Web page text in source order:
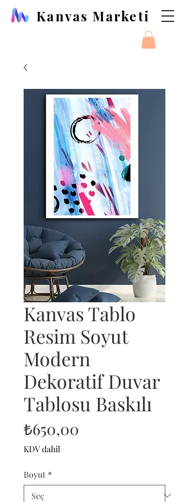
Kanvas Marketi
Kanvas Tablo
Resim Soyut
Modern
Dekoratif Duvar
Tablosu Baskılı
₺650,00
KDV dahil
Boyut *